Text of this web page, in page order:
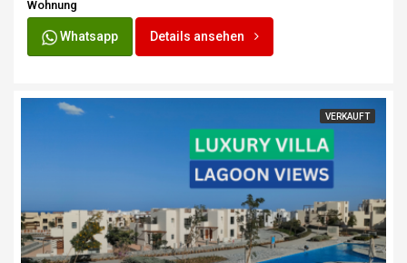
Wohnung
Whatsapp Details ansehen
VERKAUFT